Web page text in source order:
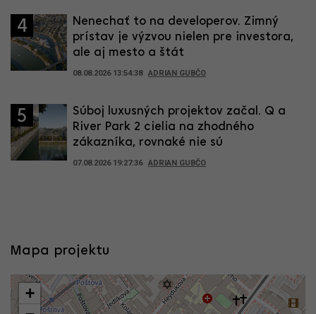
4
Nenechať to na developerov. Zimný
prístav je výzvou nielen pre investora,
ale aj mesto a štát
08.08.2026 13:54:38 ADRIAN GUBČO
5
Súboj luxusných projektov začal. Q a
River Park 2 cielia na zhodného
zákazníka, rovnaké nie sú
07.08.2026 19:27:36 ADRIAN GUBČO
Mapa projektu
+